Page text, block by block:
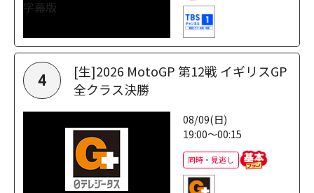
4
[生]2026 MotoGP 第12戦 イギリスGP
全クラス決勝
08/09(日)
19:00～00:15
同時・見逃し